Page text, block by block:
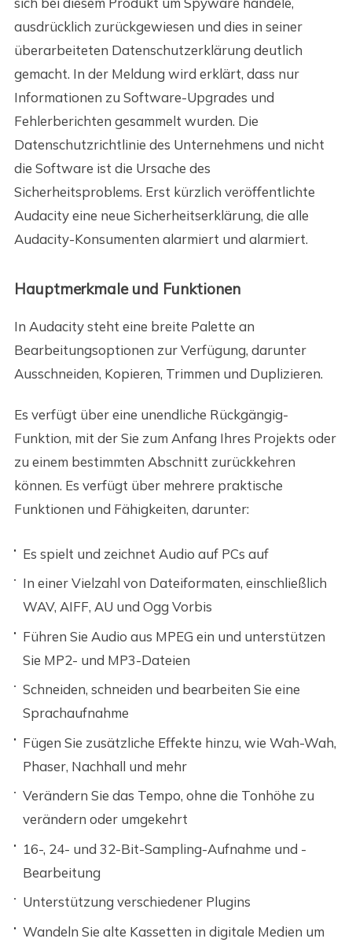
ausdrücklich zurückgewiesen und dies in seiner
überarbeiteten Datenschutzerklärung deutlich
gemacht. In der Meldung wird erklärt, dass nur
Informationen zu Software-Upgrades und
Fehlerberichten gesammelt wurden. Die
Datenschutzrichtlinie des Unternehmens und nicht
die Software ist die Ursache des
Sicherheitsproblems. Erst kürzlich veröffentlichte
Audacity eine neue Sicherheitserklärung, die alle
Audacity-Konsumenten alarmiert und alarmiert.
Hauptmerkmale und Funktionen
In Audacity steht eine breite Palette an
Bearbeitungsoptionen zur Verfügung, darunter
Ausschneiden, Kopieren, Trimmen und Duplizieren.
Es verfügt über eine unendliche Rückgängig-
Funktion, mit der Sie zum Anfang Ihres Projekts oder
zu einem bestimmten Abschnitt zurückkehren
können. Es verfügt über mehrere praktische
Funktionen und Fähigkeiten, darunter:
Es spielt und zeichnet Audio auf PCs auf
In einer Vielzahl von Dateiformaten, einschließlich
WAV, AIFF, AU und Ogg Vorbis
Führen Sie Audio aus MPEG ein und unterstützen
Sie MP2- und MP3-Dateien
Schneiden, schneiden und bearbeiten Sie eine
Sprachaufnahme
Fügen Sie zusätzliche Effekte hinzu, wie Wah-Wah,
Phaser, Nachhall und mehr
Verändern Sie das Tempo, ohne die Tonhöhe zu
verändern oder umgekehrt
16-, 24- und 32-Bit-Sampling-Aufnahme und -
Bearbeitung
Unterstützung verschiedener Plugins
Wandeln Sie alte Kassetten in digitale Medien um